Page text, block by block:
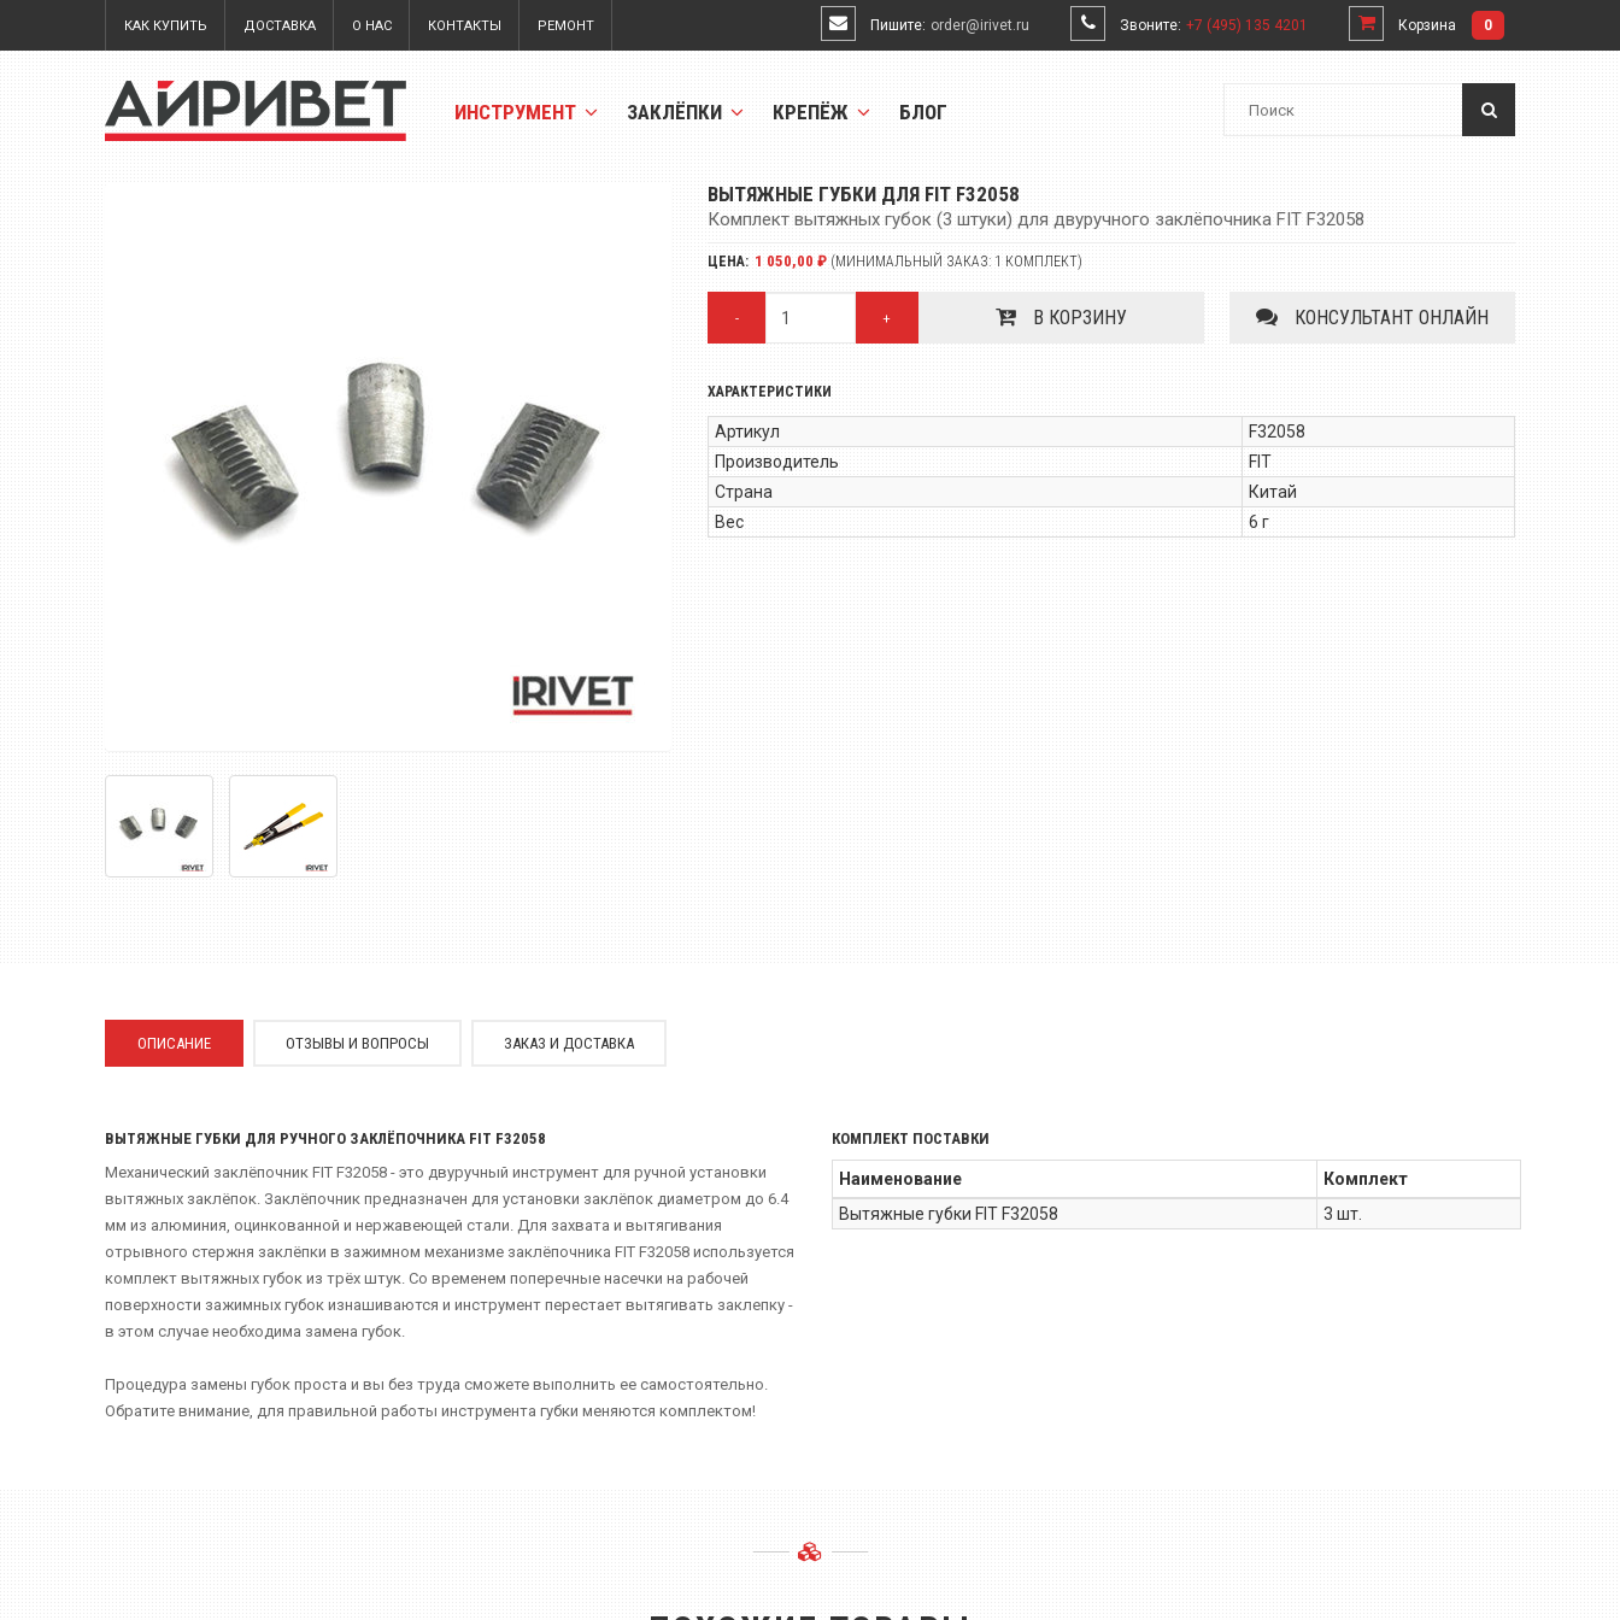
КАК КУПИТЬ ДОСТАВКА О НАС КОНТАКТЫ РЕМОНТ Пишите: order@irivet.ru Звоните: +7 (495) 135 4201 Корзина 0
ИНСТРУМЕНТ ЗАКЛЁПКИ КРЕПЁЖ БЛОГ
ВЫТЯЖНЫЕ ГУБКИ ДЛЯ FIT F32058
Комплект вытяжных губок (3 штуки) для двуручного заклёпочника FIT F32058
ЦЕНА: 1 050,00 ₽ (МИНИМАЛЬНЫЙ ЗАКАЗ: 1 КОМПЛЕКТ)
- + В КОРЗИНУ КОНСУЛЬТАНТ ОНЛАЙН
ХАРАКТЕРИСТИКИ
Артикул
F32058
Производитель
FIT
Страна
Китай
Вес
6 г
ОПИСАНИЕ ОТЗЫВЫ И ВОПРОСЫ ЗАКАЗ И ДОСТАВКА
ВЫТЯЖНЫЕ ГУБКИ ДЛЯ РУЧНОГО ЗАКЛЁПОЧНИКА FIT F32058
Механический заклёпочник FIT F32058 - это двуручный инструмент для ручной установки
вытяжных заклёпок. Заклёпочник предназначен для установки заклёпок диаметром до 6.4
мм из алюминия, оцинкованной и нержавеющей стали. Для захвата и вытягивания
отрывного стержня заклёпки в зажимном механизме заклёпочника FIT F32058 используется
комплект вытяжных губок из трёх штук. Со временем поперечные насечки на рабочей
поверхности зажимных губок изнашиваются и инструмент перестает вытягивать заклепку -
в этом случае необходима замена губок.
Процедура замены губок проста и вы без труда сможете выполнить ее самостоятельно.
Обратите внимание, для правильной работы инструмента губки меняются комплектом!
КОМПЛЕКТ ПОСТАВКИ
Наименование
Комплект
Вытяжные губки FIT F32058
3 шт.